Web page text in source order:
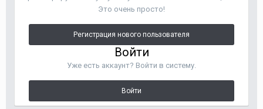
Это очень просто!
Регистрация нового пользователя
Войти
Уже есть аккаунт? Войти в систему.
Войти